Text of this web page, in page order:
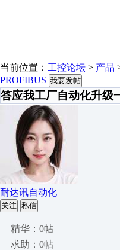
当前位置： 工控论坛 > 产品
PROFIBUS 我要发帖
答应我工厂自动化升级
耐达讯自动化
关注 私信
精华：0帖
求助：0帖